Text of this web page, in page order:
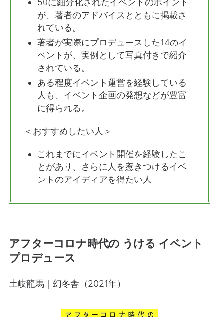
が、著者のアドバイスとともに掲載さ
れている。
著者が実際にプロデュースした14のイ
ベントが、実例として写真付きで紹介
されている。
ある程度イベント運営を経験している
人も、イベント企画の発想などが豊富
に得られる。
＜おすすめしたい人＞
これまでにイベント開催を経験したこ
とがあり、さらに人を惹きつけるイベ
ントのアイディアを得たい人
アフターコロナ時代の うける イベント
プロデュース
土岐龍馬｜幻冬舎（2021年）